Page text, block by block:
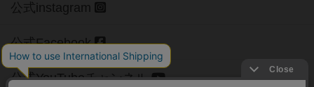
公式instagram
公式Facebook
公式YouTubeチャンネル